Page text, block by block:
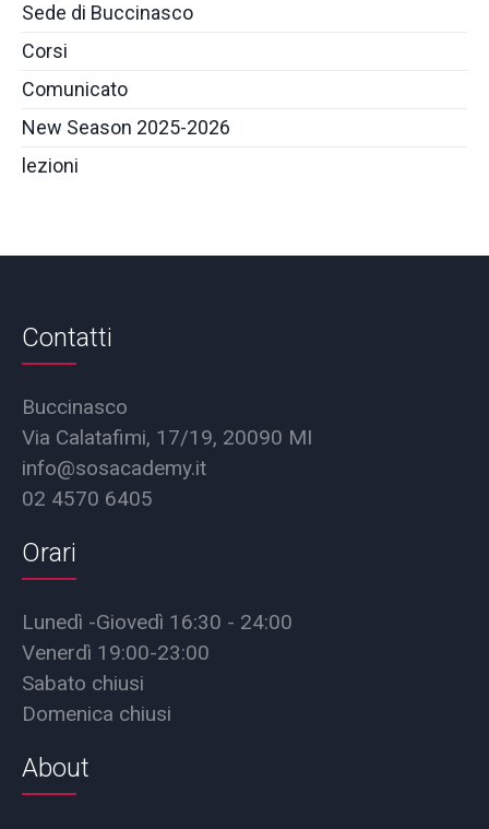
Sede di Buccinasco
Corsi
Comunicato
New Season 2025-2026
lezioni
Contatti
Buccinasco
Via Calatafimi, 17/19, 20090 MI
info@sosacademy.it
02 4570 6405
Orari
Lunedì -Giovedì 16:30 - 24:00
Venerdì 19:00-23:00
Sabato chiusi
Domenica chiusi
About